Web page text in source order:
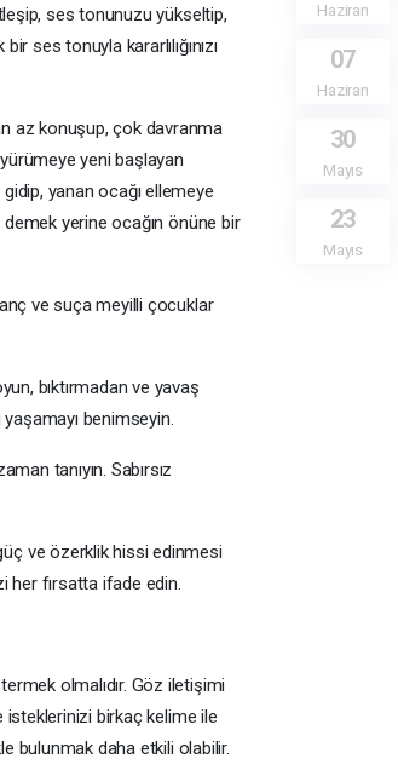
ses tonunuzu yükseltip,
ses tonuyla kararlılığınızı
az konuşup, çok davranma
yeni başlayan
yanan ocağı ellemeye
demek yerine ocağın önüne bir
ve suça meyilli çocuklar
bıktırmadan ve yavaş
yaşamayı benimseyin.
tanıyın. Sabırsız
ve özerklik hissi edinmesi
her fırsatta ifade edin.
olmalıdır. Göz iletişimi
birkaç kelime ile
bulunmak daha etkili olabilir.
Haziran
07
Haziran
30
Mayıs
23
Mayıs